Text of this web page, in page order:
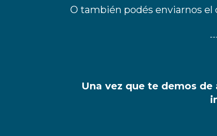
O también podés enviarnos
Una vez que te demos